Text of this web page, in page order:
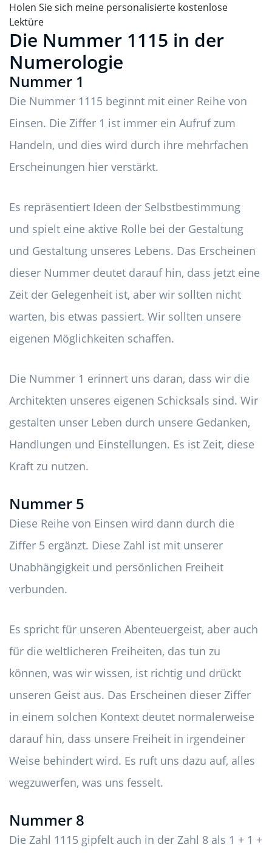
Holen Sie sich meine personalisierte kostenlose
Lektüre
Die Nummer 1115 in der
Numerologie
Nummer 1
Die Nummer 1115 beginnt mit einer Reihe von
Einsen. Die Ziffer 1 ist immer ein Aufruf zum
Handeln, und dies wird durch ihre mehrfachen
Erscheinungen hier verstärkt.
Es repräsentiert Ideen der Selbstbestimmung
und spielt eine aktive Rolle bei der Gestaltung
und Gestaltung unseres Lebens. Das Erscheinen
dieser Nummer deutet darauf hin, dass jetzt eine
Zeit der Gelegenheit ist, aber wir sollten nicht
warten, bis etwas passiert. Wir sollten unsere
eigenen Möglichkeiten schaffen.
Die Nummer 1 erinnert uns daran, dass wir die
Architekten unseres eigenen Schicksals sind. Wir
gestalten unser Leben durch unsere Gedanken,
Handlungen und Einstellungen. Es ist Zeit, diese
Kraft zu nutzen.
Nummer 5
Diese Reihe von Einsen wird dann durch die
Ziffer 5 ergänzt. Diese Zahl ist mit unserer
Unabhängigkeit und persönlichen Freiheit
verbunden.
Es spricht für unseren Abenteuergeist, aber auch
für die weltlicheren Freiheiten, das tun zu
können, was wir wissen, ist richtig und drückt
unseren Geist aus. Das Erscheinen dieser Ziffer
in einem solchen Kontext deutet normalerweise
darauf hin, dass unsere Freiheit in irgendeiner
Weise behindert wird. Es ruft uns dazu auf, alles
wegzuwerfen, was uns fesselt.
Nummer 8
Die Zahl 1115 gipfelt auch in der Zahl 8 als 1 + 1 +